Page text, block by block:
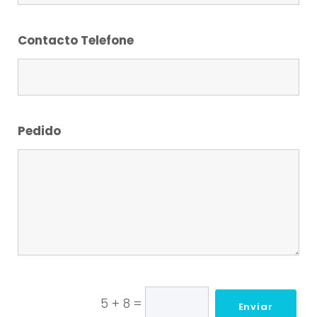
Contacto Telefone
Pedido
5 + 8 = Enviar